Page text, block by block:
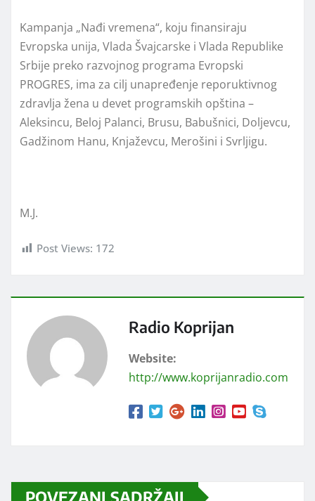
Kampanja „Nađi vremena“, koju finansiraju
Evropska unija, Vlada Švajcarske i Vlada Republike
Srbije preko razvojnog programa Evropski
PROGRES, ima za cilj unapređenje reporuktivnog
zdravlja žena u devet programskih opština –
Aleksincu, Beloj Palanci, Brusu, Babušnici, Doljevcu,
Gadžinom Hanu, Knjaževcu, Merošini i Svrljigu.
M.J.
Post Views: 172
Radio Koprijan
Website:
http://www.koprijanradio.com
POVEZANI SADRŽAJI